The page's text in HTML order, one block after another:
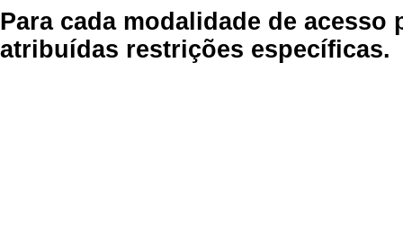
Para cada modalidade de
atribuídas restrições específicas.